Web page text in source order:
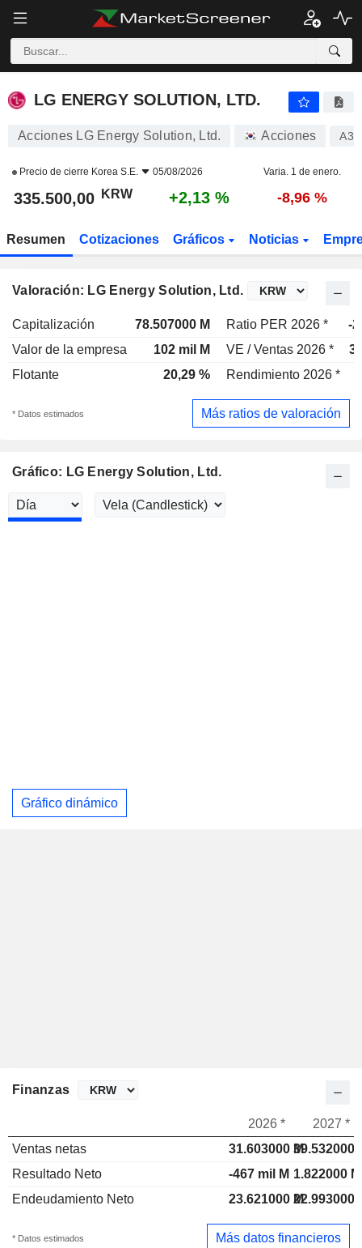
LG ENERGY SOLUTION, LTD.
Acciones LG Energy Solution, Ltd. Acciones
Precio de cierre Korea S.E. 05/08/2026 Varia. 1 de enero.
335.500,00 KRW +2,13 % -8,96 %
Resumen Cotizaciones Gráficos Noticias
Valoración: LG Energy Solution, Ltd.
Capitalización 78.507000 M Ratio PER 2026 *
-
Valor de la empresa
102 mil M VE / Ventas 2026 *
Flotante
20,29 % Rendimiento 2026 *
* Datos estimados Más ratios de valoración
Gráfico: LG Energy Solution, Ltd.
Gráfico dinámico
Finanzas
2026 *
2027 *
Ventas netas
31.603000 M39.532000
Resultado Neto
-467 mil M 1.822000 M
Endeudamiento Neto
23.621000 M22.993000
* Datos estimados Más datos financieros